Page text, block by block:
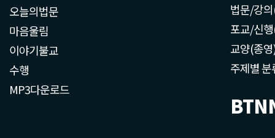
오늘의법문
마음울림
이야기불교
수행
MP3다운로드
법문/강
포교/신
교양(종
주제별 분